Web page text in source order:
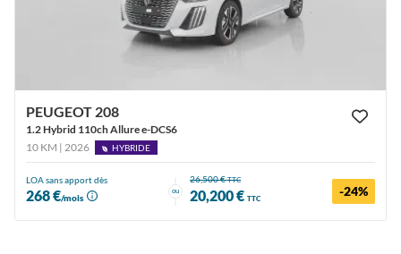
PEUGEOT 208
1.2 Hybrid 110ch Allure e-DCS6
10 KM | 2026
HYBRIDE
LOA sans apport dès
268 €/mois
ou
26,500 €TTC
20,200 € TTC -24%